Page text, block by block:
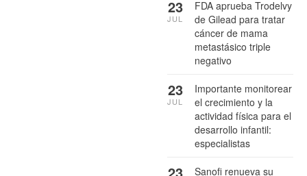
FDA aprueba Trodelvy
de Gilead para tratar
cáncer de mama
metastásico triple
negativo
23
JUL
Importante monitorear
el crecimiento y la
actividad física para el
desarrollo infantil:
especialistas
23
JUL
Sanofi renueva su
23